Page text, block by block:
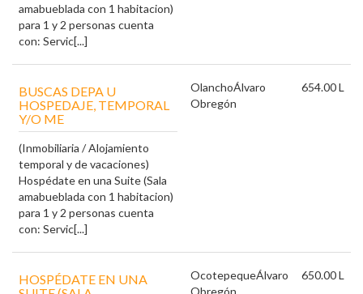
amabueblada con 1 habitacion)
para 1 y 2 personas cuenta
con: Servic[...]
BUSCAS DEPA U
HOSPEDAJE, TEMPORAL
Y/O ME
(Inmobiliaria / Alojamiento
temporal y de vacaciones)
Hospédate en una Suite (Sala
amabueblada con 1 habitacion)
para 1 y 2 personas cuenta
con: Servic[...]
OlanchoÁlvaro
Obregón
654.00 L
HOSPÉDATE EN UNA
OcotepequeÁlvaro
Obregón
650.00 L